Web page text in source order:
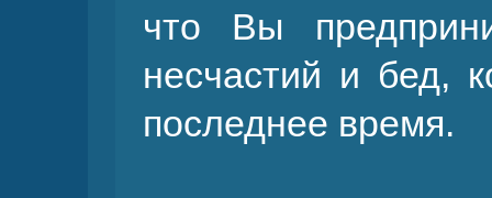
что Вы
несчастий и бед,
последнее время.